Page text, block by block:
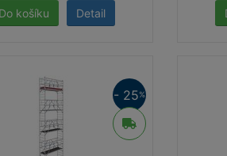
kvalita Krause
– značka,
v Brně
– rychlé vyzvednutí
lešeníDS, spol. s r.o - dnes a zítra
Detail
- 25%